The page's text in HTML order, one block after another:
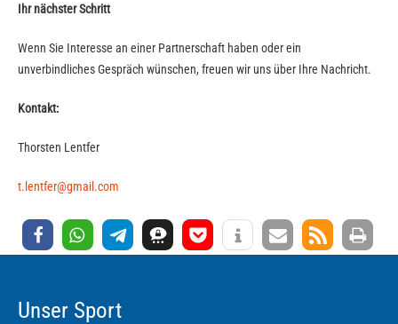
Ihr nächster Schritt
Wenn Sie Interesse an einer Partnerschaft haben oder ein
unverbindliches Gespräch wünschen, freuen wir uns über Ihre Nachricht.
Kontakt:
Thorsten Lentfer
t.lentfer@gmail.com
Unser Sport